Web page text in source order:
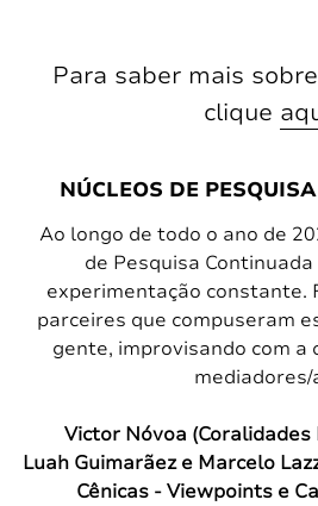
Para saber mais
clique
NÚCLEOS DE
Ao longo de todo o ano de
de Pesquisa
experimentação constante.
parceires que compuseram
gente, improvisando com a
mediadores/
Victor Nóvoa
Luah Guimarãez e Marcelo
Cênicas - Viewpoints e